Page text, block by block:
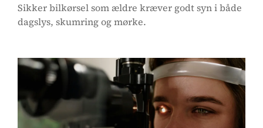
Sikker bilkørsel som ældre kræver godt syn i både
dagslys, skumring og mørke.